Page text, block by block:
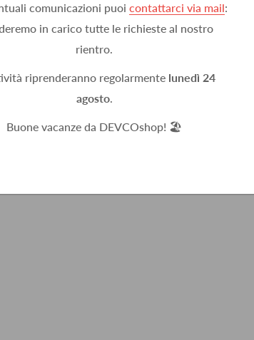
comunicazioni puoi contattarci via mail:
in carico tutte le richieste al nostro
rientro.
riprenderanno regolarmente lunedì 24
agosto.
Buone vacanze da DEVCOshop! 🏖️